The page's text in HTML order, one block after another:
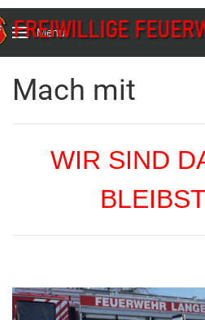
Menu
Mach mit
WIR SIND